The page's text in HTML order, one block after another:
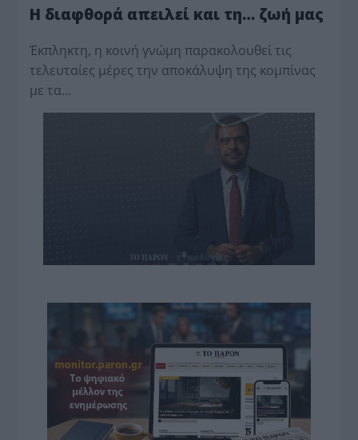
Η διαφθορά απειλεί και τη… ζωή μας
Έκπληκτη, η κοινή γνώμη παρακολουθεί τις
τελευταίες μέρες την αποκάλυψη της κο­μπίνας
με τα…